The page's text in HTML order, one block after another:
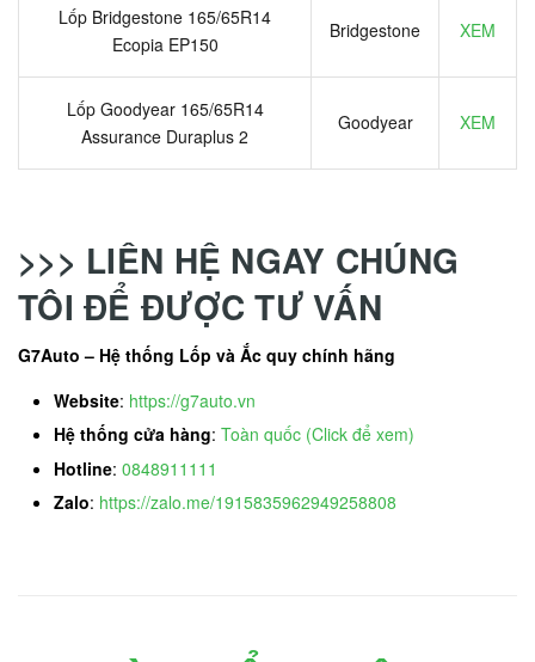
Lốp Bridgestone 165/65R14
Ecopia EP150
Bridgestone XEM
Lốp Goodyear 165/65R14
Assurance Duraplus 2
Goodyear XEM
>>> LIÊN HỆ NGAY CHÚNG
TÔI ĐỂ ĐƯỢC TƯ VẤN
G7Auto – Hệ thống Lốp và Ắc quy chính hãng
Website: https://g7auto.vn
Hệ thống cửa hàng: Toàn quốc (Click để xem)
Hotline: 0848911111
Zalo: https://zalo.me/1915835962949258808